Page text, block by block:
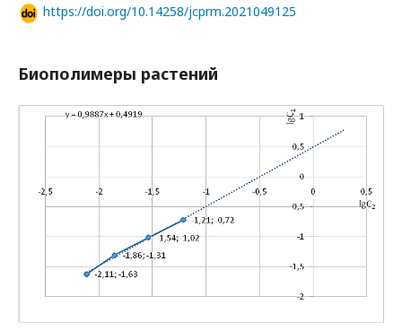
https://doi.org/10.14258/jcprm.2021049125
Биополимеры растений